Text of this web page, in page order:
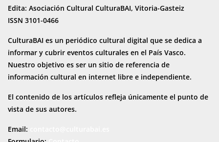
Edita: Asociación Cultural CulturaBAI, Vitoria-Gasteiz
ISSN 3101-0466
CulturaBAI es un periódico cultural digital que se dedica a
informar y cubrir eventos culturales en el País Vasco.
Nuestro objetivo es ser un sitio de referencia de
información cultural en internet libre e independiente.
El contenido de los artículos refleja únicamente el punto de
vista de sus autores.
Email: